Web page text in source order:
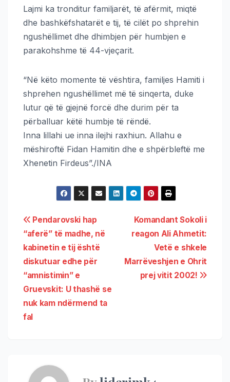
Lajmi ka tronditur familjarët, të afërmit, miqtë
dhe bashkëfshatarët e tij, të cilët po shprehin
ngushëllimet dhe dhimbjen për humbjen e
parakohshme të 44-vjeçarit.
“Në këto momente të vështira, familjes Hamiti i
shprehen ngushëllimet më të sinqerta, duke
lutur që të gjejnë forcë dhe durim për ta
përballuar këtë humbje të rëndë.
Inna lillahi ue inna ilejhi raxhiun. Allahu e
mëshiroftë Fidan Hamitin dhe e shpërbleftë me
Xhenetin Firdeus”./INA
Komandant Sokoli i
reagon Ali Ahmetit:
Vetë e shkele
Marrëveshjen e Ohrit
prej vitit 2002!
Pendarovski hap
“aferë” të madhe, në
kabinetin e tij është
diskutuar edhe për
“amnistimin” e
Gruevskit: U thashë se
nuk kam ndërmend ta
fal